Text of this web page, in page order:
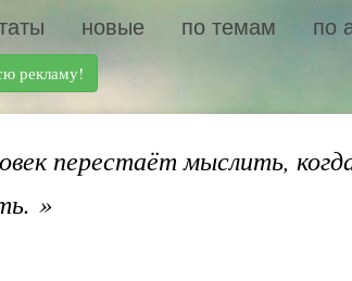
новые по темам по
рекламу!
перестаёт мыслить,
»